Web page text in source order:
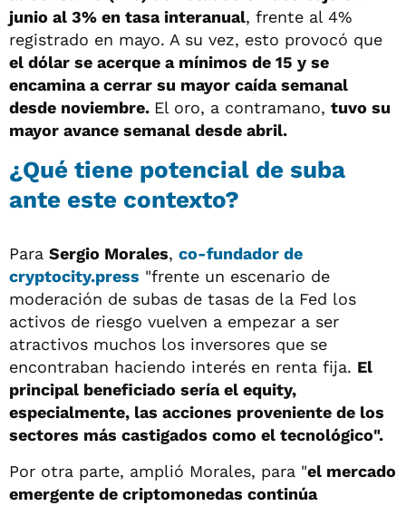
junio al 3% en tasa interanual, frente al 4%
registrado en mayo. A su vez, esto provocó que
el dólar se acerque a mínimos de 15 y se
encamina a cerrar su mayor caída semanal
desde noviembre. El oro, a contramano, tuvo su
mayor avance semanal desde abril.
¿Qué tiene potencial de suba
ante este contexto?
Para Sergio Morales, co-fundador de
cryptocity.press "frente un escenario de
moderación de subas de tasas de la Fed los
activos de riesgo vuelven a empezar a ser
atractivos muchos los inversores que se
encontraban haciendo interés en renta fija. El
principal beneficiado sería el equity,
especialmente, las acciones proveniente de los
sectores más castigados como el tecnológico".
Por otra parte, amplió Morales, para "el mercado
emergente de criptomonedas continúa